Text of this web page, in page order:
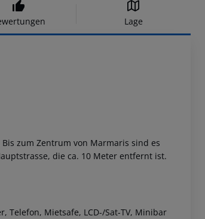
Lage
zum Zentrum von Marmaris sind es
die ca. 10 Meter entfernt ist.
Telefon, Mietsafe, LCD-/Sat-TV, Minibar